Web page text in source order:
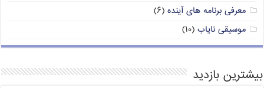
معرفی برنامه های آینده (۶)
موسیقی نایاب (۱۰)
بیشترین بازدید